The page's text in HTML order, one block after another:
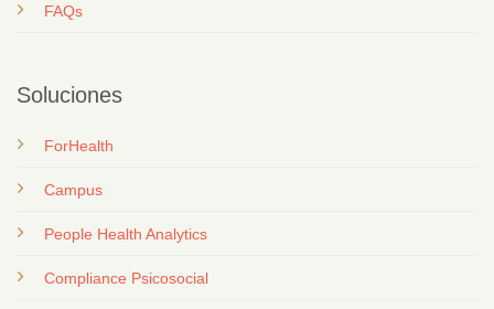
FAQs
Soluciones
ForHealth
Campus
People Health Analytics
Compliance Psicosocial